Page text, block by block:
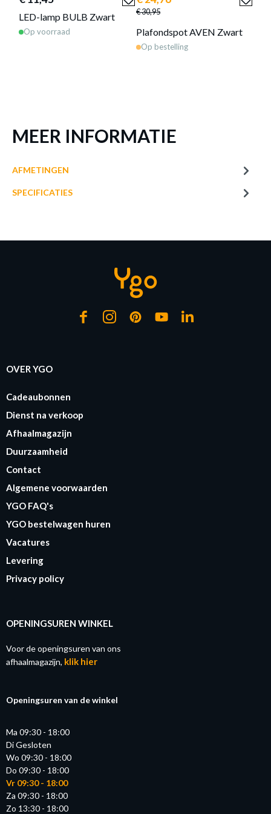
LED-lamp BULB Zwart
Op voorraad
€ 30,95
Plafondspot AVEN Zwart
Op bestelling
MEER INFORMATIE
AFMETINGEN
SPECIFICATIES
Deze producten passen goed
OVER YGO
Cadeaubonnen
Dienst na verkoop
Afhaalmagazijn
Duurzaamheid
Contact
Algemene voorwaarden
YGO FAQ's
YGO bestelwagen huren
Vacatures
Levering
Privacy policy
OPENINGSUREN WINKEL
Voor de openingsuren van ons
afhaalmagazijn, klik hier
Openingsuren van de winkel
Ma 09:30 - 18:00
Di Gesloten
Wo 09:30 - 18:00
Do 09:30 - 18:00
Vr 09:30 - 18:00
Za 09:30 - 18:00
Zo 13:30 - 18:00